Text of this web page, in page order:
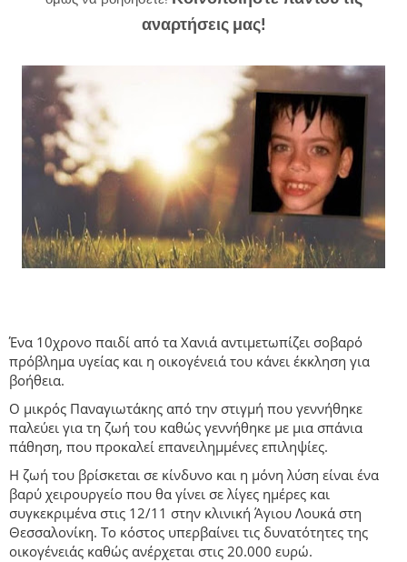
αναρτήσεις μας!
Ένα 10χρονο παιδί από τα Χανιά αντιμετωπίζει σοβαρό
πρόβλημα υγείας και η οικογένειά του κάνει έκκληση για
βοήθεια.
Ο μικρός Παναγιωτάκης από την στιγμή που γεννήθηκε
παλεύει για τη ζωή του καθώς γεννήθηκε με μια σπάνια
πάθηση, που προκαλεί επανειλημμένες επιληψίες.
Η ζωή του βρίσκεται σε κίνδυνο και η μόνη λύση είναι ένα
βαρύ χειρουργείο που θα γίνει σε λίγες ημέρες και
συγκεκριμένα στις 12/11 στην κλινική Άγιου Λουκά στη
Θεσσαλονίκη. Το κόστος υπερβαίνει τις δυνατότητες της
οικογένειάς καθώς ανέρχεται στις 20.000 ευρώ.